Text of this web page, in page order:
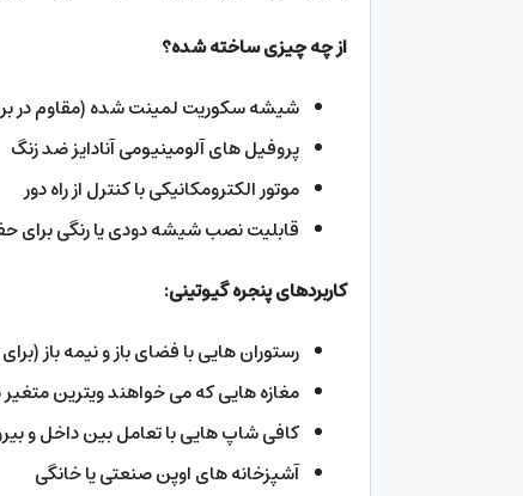
از چه چیزی ساخته شده؟
شیشه سکوریت لمینت شده (مقاوم در
پروفیل های آلومینیومی آنادایز ضد زنگ
موتور الکترومکانیکی با کنترل از راه دور
قابلیت نصب شیشه دودی یا رنگی
کاربردهای پنجره گیوتینی:
رستوران هایی با فضای باز و نیمه باز
مغازه هایی که می خواهند ویترین
کافی شاپ هایی با تعامل بین داخل و
آشپزخانه های اوپن صنعتی یا خانگی